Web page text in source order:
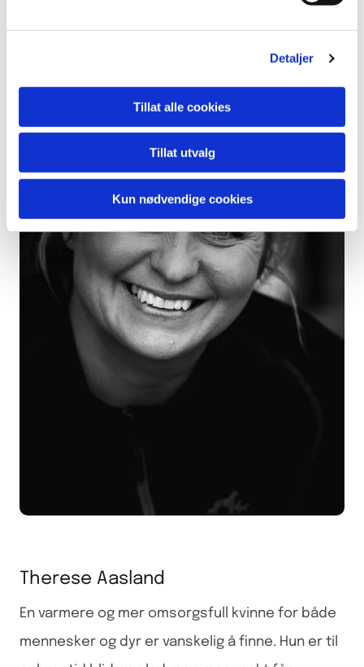
Detaljer
Tillat alle cookies
Tillat utvalg
Kun nødvendige cookies
Therese Aasland
En varmere og mer omsorgsfull kvinne for både
mennesker og dyr er vanskelig å finne. Hun er til